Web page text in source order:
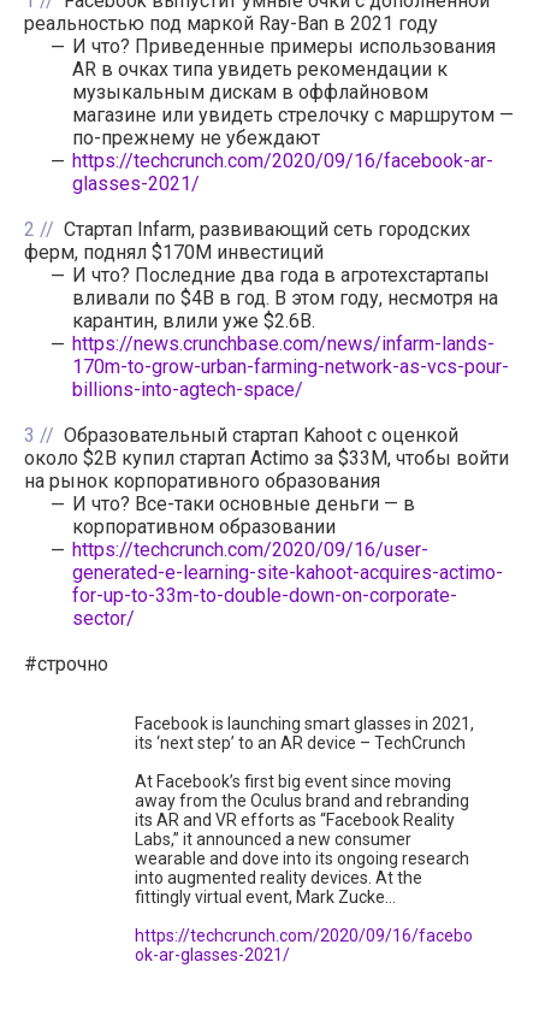
реальностью под маркой Ray-Ban в 2021 году
И что? Приведенные примеры использования
AR в очках типа увидеть рекомендации к
музыкальным дискам в оффлайновом
магазине или увидеть стрелочку с маршрутом —
по-прежнему не убеждают
https://techcrunch.com/2020/09/16/facebook-ar-
glasses-2021/
2
Стартап Infarm, развивающий сеть городских
ферм, поднял $170M инвестиций
И что? Последние два года в агротехстартапы
вливали по $4B в год. В этом году, несмотря на
карантин, влили уже $2.6B.
https://news.crunchbase.com/news/infarm-lands-
170m-to-grow-urban-farming-network-as-vcs-pour-
billions-into-agtech-space/
3
Образовательный стартап Kahoot с оценкой
около $2B купил стартап Actimo за $33M, чтобы войти
на рынок корпоративного образования
И что? Все-таки основные деньги — в
корпоративном образовании
https://techcrunch.com/2020/09/16/user-
generated-e-learning-site-kahoot-acquires-actimo-
for-up-to-33m-to-double-down-on-corporate-
sector/
#строчно
Facebook is launching smart glasses in 2021,
its ‘next step’ to an AR device – TechCrunch
At Facebook’s first big event since moving
away from the Oculus brand and rebranding
its AR and VR efforts as “Facebook Reality
Labs,” it announced a new consumer
wearable and dove into its ongoing research
into augmented reality devices. At the
fittingly virtual event, Mark Zucke…
https://techcrunch.com/2020/09/16/facebo
ok-ar-glasses-2021/